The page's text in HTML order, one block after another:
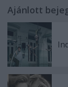
Ajánlott